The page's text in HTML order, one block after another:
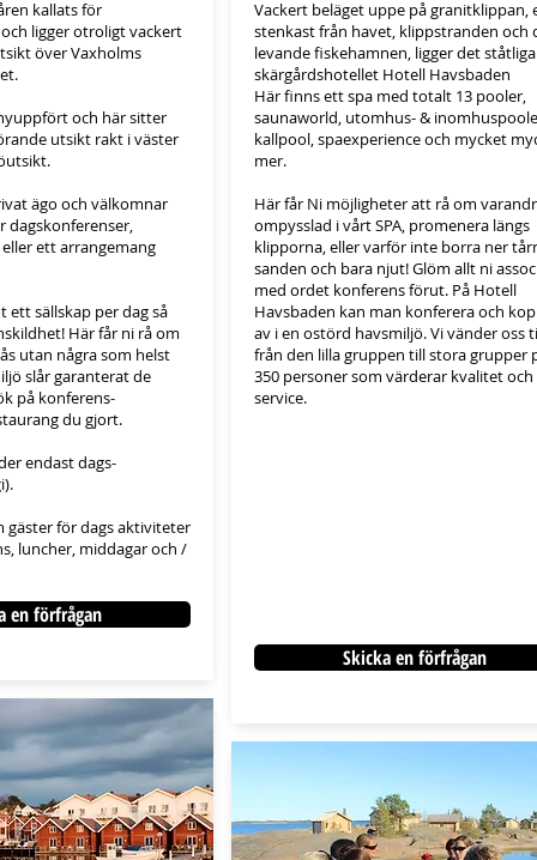
kallats för
ligger otroligt vackert
över Vaxholms
och här sitter
utsikt rakt i väster
ägo och välkomnar
dagskonferenser,
ett arrangemang
ett sällskap per dag så
Här får ni rå om
utan några som helst
slår garanterat de
på konferens-
du gjort.
endast dags-
gäster för dags aktiviteter
luncher, middagar och /
en förfrågan
Vackert beläget uppe på granitklippan,
stenkast från havet, klippstranden och
levande fiskehamnen, ligger det ståtliga
skärgårdshotellet Hotell Havsbaden
Här finns ett spa med totalt 13 pooler,
saunaworld, utomhus- &
kallpool, spaexperience och mycket
mer.
Här får Ni möjligheter att rå om
ompysslad i vårt SPA, promenera längs
klipporna, eller varför inte borra ner
sanden och bara njut! Glöm allt ni
med ordet konferens förut. På Hotell
Havsbaden kan man konferera och
av i en ostörd havsmiljö. Vi vänder oss
från den lilla gruppen till stora grupper
350 personer som värderar kvalitet och
service.
Skicka en förfrågan